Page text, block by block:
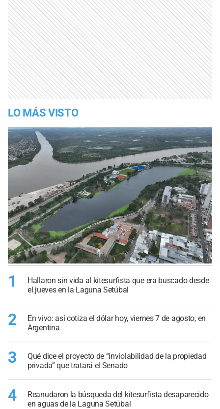
LO MÁS VISTO
1
Hallaron sin vida al kitesurfista que era buscado desde
el jueves en la Laguna Setúbal
2
En vivo: así cotiza el dólar hoy, viernes 7 de agosto, en
Argentina
3
Qué dice el proyecto de “inviolabilidad de la propiedad
privada” que tratará el Senado
4
Reanudaron la búsqueda del kitesurfista desaparecido
en aguas de la Laguna Setúbal